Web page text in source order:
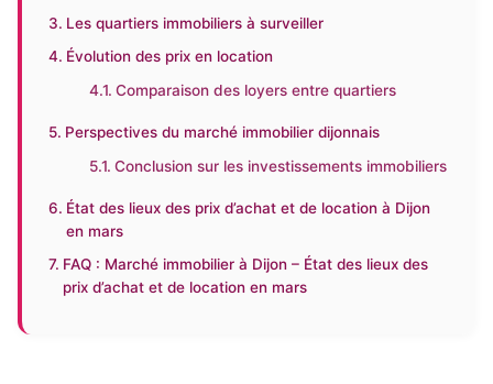
Les quartiers immobiliers à surveiller
Évolution des prix en location
Comparaison des loyers entre quartiers
Perspectives du marché immobilier dijonnais
Conclusion sur les investissements immobiliers
État des lieux des prix d’achat et de location à Dijon
en mars
FAQ : Marché immobilier à Dijon – État des lieux des
prix d’achat et de location en mars